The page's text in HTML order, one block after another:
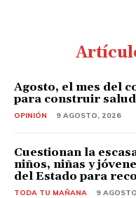
Agosto, el mes del
para construir
OPINIÓN 9 AGOSTO, 2026
Cuestionan la
niños, niñas y
del Estado para
TODA TU MAÑANA 9